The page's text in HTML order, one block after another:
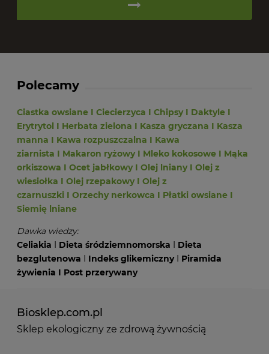
Polecamy
Ciastka owsiane I Ciecierzyca I ChipsyI Daktyle I
Erytrytol I Herbata zielona I Kasza gryczana I Kasza
manna I Kawa rozpuszczalna I Kawa
ziarnista I Makaron ryżowyI Mleko kokosowe I Mąka
orkiszowa I Ocet jabłkowyI Olej lnianyI Olej z
wiesiołka I Olej rzepakowyI Olej z
czarnuszki I Orzechy nerkowca I Płatki owsiane I
Siemię lniane
Dawka wiedzy:
Celiakia I Dieta śródziemnomorska I Dieta
bezglutenowa I Indeks glikemicznyI Piramida
żywienia I Post przerywany
Biosklep.com.pl
Sklep ekologiczny ze zdrową żywnością